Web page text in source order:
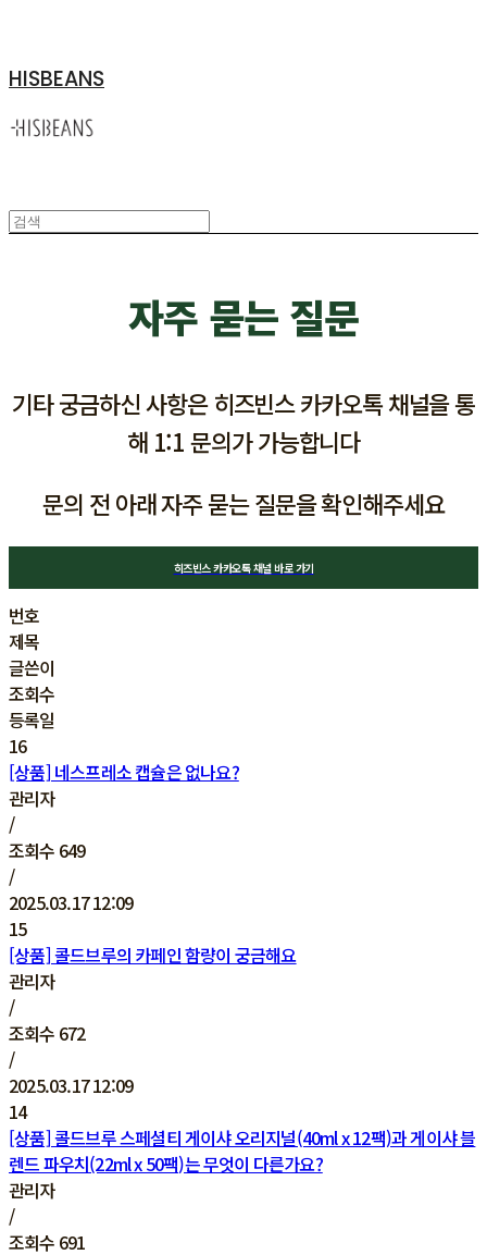
HISBEANS
자주 묻는 질문
기타 궁금하신 사항은 히즈빈스 카카오톡 채널을 통
해 1:1 문의가 가능합니다
문의 전 아래 자주 묻는 질문을 확인해주세요
히즈빈스 카카오톡 채널 바로 가기
번호
제목
글쓴이
조회수
등록일
16
[상품] 네스프레소 캡슐은 없나요?
관리자
/
조회수 649
/
2025.03.17 12:09
15
[상품] 콜드브루의 카페인 함량이 궁금해요
관리자
/
조회수 672
/
2025.03.17 12:09
14
[상품] 콜드브루 스페셜티 게이샤 오리지널(40ml x 12팩)과 게이샤 블
렌드 파우치(22ml x 50팩)는 무엇이 다른가요?
관리자
/
조회수 691